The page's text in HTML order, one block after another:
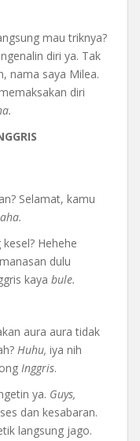
mau triknya?
diri ya. Tak
nama saya Milea.
diri
Selamat, kamu
Hehehe
dulu
kaya bule.
aura aura tidak
Huhu, iya nih
Inggris.
ya. Guys,
dan kesabaran.
langsung jago.